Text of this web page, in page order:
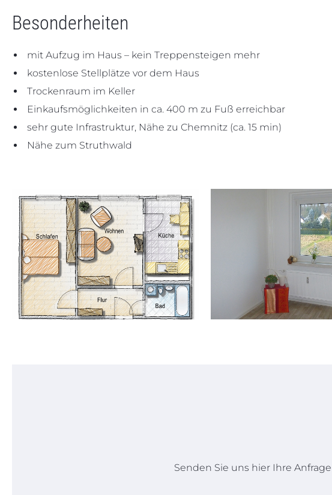
Besonderheiten
mit Aufzug im Haus – kein Treppensteigen mehr
kostenlose Stellplätze vor dem Haus
Trockenraum im Keller
Einkaufsmöglichkeiten in ca. 400 m zu Fuß erreichbar
sehr gute Infrastruktur, Nähe zu Chemnitz (ca. 15 min)
Nähe zum Struthwald
Senden Sie uns hier Ihre